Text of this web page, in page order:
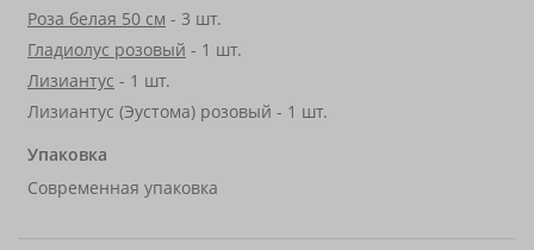
Роза белая 50 см - 3 шт.
Гладиолус розовый - 1 шт.
Лизиантус - 1 шт.
Лизиантус (Эустома) розовый - 1 шт.
Упаковка
Современная упаковка